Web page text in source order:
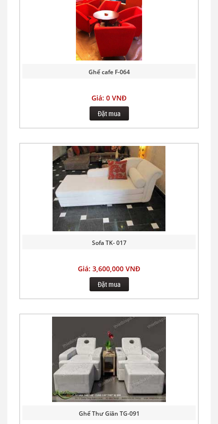
Ghế cafe F-064
Giá: 0 VNĐ
Đặt mua
Sofa TK- 017
Giá: 3,600,000 VNĐ
Đặt mua
Ghế Thư Giãn TG-091